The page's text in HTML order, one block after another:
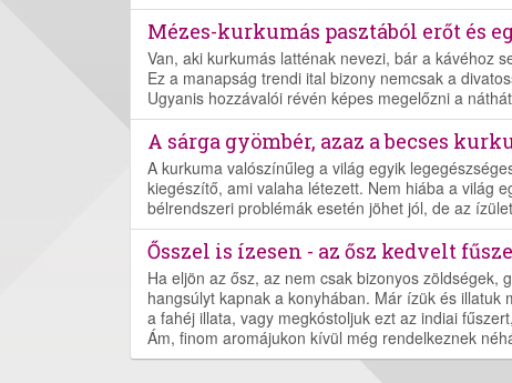
Mézes-kurkumás pasztából erőt és
Van, aki kurkumás latténak nevezi, bár a kávéhoz
Ez a manapság trendi ital bizony nemcsak a
Ugyanis hozzávalói révén képes megelőzni a
A sárga gyömbér, azaz a becses
A kurkuma valószínűleg a világ egyik
kiegészítő, ami valaha létezett. Nem hiába a világ
bélrendszeri problémák esetén jöhet jól, de az
Ősszel is ízesen - az ősz kedvelt
Ha eljön az ősz, az nem csak bizonyos
hangsúlyt kapnak a konyhában. Már ízük és illatuk
a fahéj illata, vagy megkóstoljuk ezt az indiai
Ám, finom aromájukon kívül még rendelkeznek